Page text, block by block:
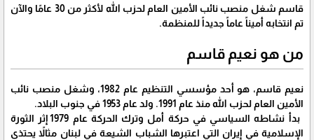
قاسم شغل منصب نائب الأمين العام لحزب الله لأكثر من 30 عامًا والآن
تم انتخابه أميناً عاماً جديداً للمنظمة.
من هو نعيم قاسم
نعيم قاسم، هو أحد مؤسسي التنظيم عام 1982، وشغل منصب نائب
الأمين العام لحزب الله منذ عام 1991. ولد عام 1953 في جنوب البلاد.
بدأ نشاطه السياسي في حركة أمل وترك الحركة عام 1979 إثر الثورة
الإسلامية في إيران التي اعتبرها الشباب الشيعة في لبنان مثالاً يحتذى